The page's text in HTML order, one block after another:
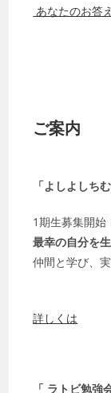
あなたのお答
ご案内
「よしよしち
1期生募集開始
最幸の自分を
仲間と学び、
詳しくは
「 ラトビ勉強